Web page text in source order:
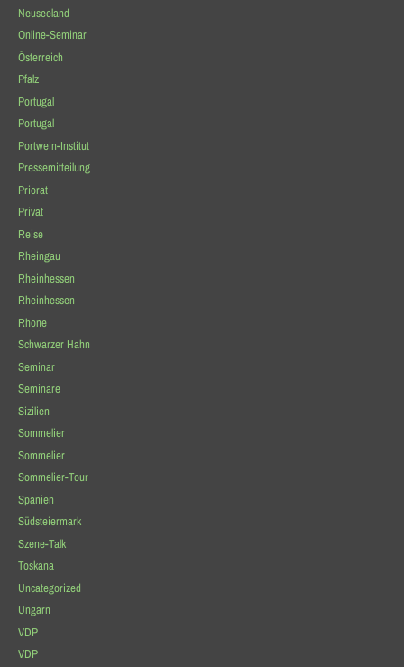
Neuseeland
Online-Seminar
Österreich
Pfalz
Portugal
Portugal
Portwein-Institut
Pressemitteilung
Priorat
Privat
Reise
Rheingau
Rheinhessen
Rheinhessen
Rhone
Schwarzer Hahn
Seminar
Seminare
Sizilien
Sommelier
Sommelier
Sommelier-Tour
Spanien
Südsteiermark
Szene-Talk
Toskana
Uncategorized
Ungarn
VDP
VDP